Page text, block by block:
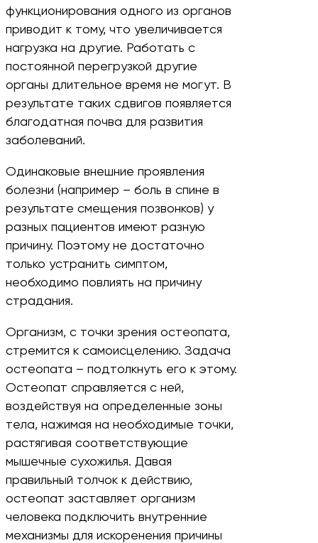
функционирования одного из органов
приводит к тому, что увеличивается
нагрузка на другие. Работать с
постоянной перегрузкой другие
органы длительное время не могут. В
результате таких сдвигов появляется
благодатная почва для развития
заболеваний.
Одинаковые внешние проявления
болезни (например – боль в спине в
результате смещения позвонков) у
разных пациентов имеют разную
причину. Поэтому не достаточно
только устранить симптом,
необходимо повлиять на причину
страдания.
Организм, с точки зрения остеопата,
стремится к самоисцелению. Задача
остеопата – подтолкнуть его к этому.
Остеопат справляется с ней,
воздействуя на определенные зоны
тела, нажимая на необходимые точки,
растягивая соответствующие
мышечные сухожилья. Давая
правильный толчок к действию,
остеопат заставляет организм
человека подключить внутренние
механизмы для искоренения причины